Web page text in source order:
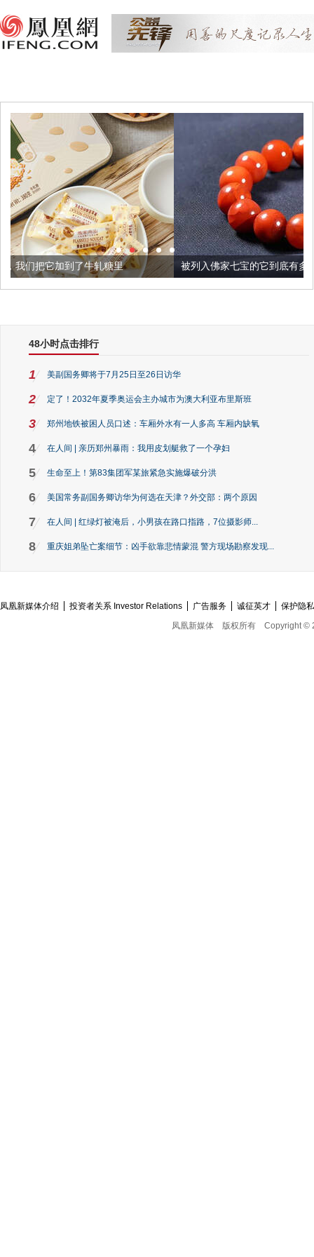
糖里 被列入佛家七宝的它到底有多美？
48小时点击排行
1 美副国务卿将于7月25日至26日访华
2 定了！2032年夏季奥运会主办城市为澳大利亚布里斯班
3 郑州地铁被困人员口述：车厢外水有一人多高 车厢内缺氧
4 在人间 | 亲历郑州暴雨：我用皮划艇救了一个孕妇
5 生命至上！第83集团军某旅紧急实施爆破分洪
6 美国常务副国务卿访华为何选在天津？外交部：两个原因
7 在人间 | 红绿灯被淹后，小男孩在路口指路，7位摄影师...
8 重庆姐弟坠亡案细节：凶手欲靠悲情蒙混 警方现场勘察发现...
凤凰新媒体介绍 投资者关系 Investor Relations 广告服务 诚征英才
保护隐
凤凰新媒体
版权所有 Copyright ©